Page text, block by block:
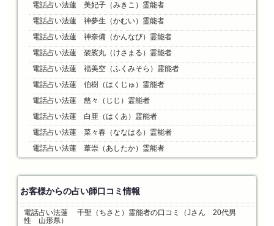
電話占い法蓮 美妃子（みきこ）霊能者
電話占い法蓮 神夢生（かむい）霊能者
電話占い法蓮 神奈備（かんなび）霊能者
電話占い法蓮 袈裟丸（けさまる）霊能者
電話占い法蓮 福美空（ふくみそら）霊能者
電話占い法蓮 伯樹（はくじゅ）霊能者
電話占い法蓮 慈々（じじ）霊能者
電話占い法蓮 白亜（はくあ）霊能者
電話占い法蓮 菜々春（ななはる）霊能者
電話占い法蓮 葦崇（あしたか）霊能者
お客様からの占い師口コミ情報
電話占い法蓮 千聖（ちさと）霊能者の口コミ（Jさん 20代男
性 山形県）